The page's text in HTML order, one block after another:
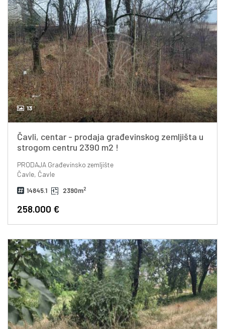
13
Čavli, centar - prodaja građevinskog zemljišta u
strogom centru 2390 m2 !
PRODAJAGrađevinsko zemljište
Čavle, Čavle
14845.1 2390m2
258.000 €